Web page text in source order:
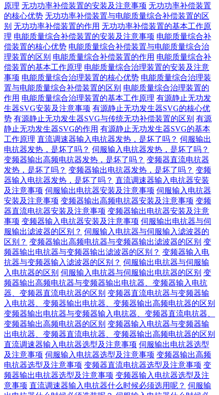
原理 无功功率补偿装置的安装及注意事项 无功功率补偿装置
的核心优势 无功功率补偿装置与电能质量综合补偿装置的区
别 无功功率补偿装置的作用 无功功率补偿装置的基本工作原
理 电能质量综合补偿装置的安装及注意事项 电能质量综合补
偿装置的核心优势 电能质量综合补偿装置与电能质量综合治
理装置的区别 电能质量综合补偿装置的作用 电能质量综合补
偿装置的基本工作原理 电能质量综合治理装置的安装及注意
事项 电能质量综合治理装置的核心优势 电能质量综合治理装
置与电能质量综合补偿装置的区别 电能质量综合治理装置的
作用 电能质量综合治理装置的基本工作原理 有源静止无功发
生器SVG安装及注意事项 有源静止无功发生器SVG的核心优
势 有源静止无功发生器SVG与传统无功补偿装置的区别 有源
静止无功发生器SVG的作用 有源静止无功发生器SVG的基本
工作原理 直流调速器输入电抗器发热，是坏了吗？ 伺服输出
电抗器发热，是坏了吗？ 伺服输入电抗器发热，是坏了吗？
变频器输出高频电抗器发热，是坏了吗？ 变频器直流电抗器
发热，是坏了吗？ 变频器输出电抗器发热，是坏了吗？ 变频
器输入电抗器发热，是坏了吗？ 直流调速器输入电抗器安装
及注意事项 伺服输出电抗器安装及注意事项 伺服输入电抗器
安装及注意事项 变频器输出高频电抗器安装及注意事项 变频
器直流电抗器安装及注意事项 变频器输出电抗器安装及注意
事项 变频器输入电抗器安装及注意事项 伺服输出电抗器与伺
服输出滤波器的区别？ 伺服输入电抗器与伺服输入滤波器的
区别？ 变频器输出高频电抗器与变频器输出滤波器的区别 变
频器输出电抗器与变频器输出滤波器的区别？ 变频器输入电
抗器与变频器输入滤波器的区别？ 伺服输出电抗器与伺服输
入电抗器的区别 伺服输入电抗器与伺服输出电抗器的区别 变
频器输出高频电抗器与变频器输出电抗器、变频器输入电抗
器、变频器直流电抗器的区别 变频器直流电抗器与变频器输
入电抗器、变频器输出电抗器、变频器输出高频电抗器的区别
变频器输出电抗器与变频器输入电抗器、变频器直流电抗器、
变频器输出高频电抗器的区别 变频器输入电抗器与变频器输
出电抗器、变频器直流电抗器、变频器输出高频电抗器的区别
直流调速器输入电抗器选型及注意事项 伺服输出电抗器选型
及注意事项 伺服输入电抗器选型及注意事项 变频器输出高频
电抗器选型及注意事项 变频器直流电抗器选型及注意事项 变
频器输出电抗器选型及注意事项 变频器输入电抗器选型及注
意事项 直流调速器输入电抗器什么时候必须选用呢？ 伺服输